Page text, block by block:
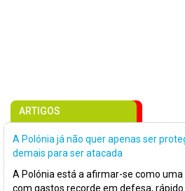
ARTIGOS
A Polónia já não quer apenas ser
demais para ser atacada
A Polónia está a afirmar-se como
com gastos recorde em defesa,